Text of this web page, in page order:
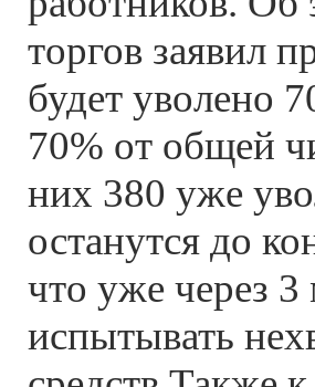
торгов заявил
будет уволено
70% от общей
них 380 уже
останутся до
что уже через 3
испытывать